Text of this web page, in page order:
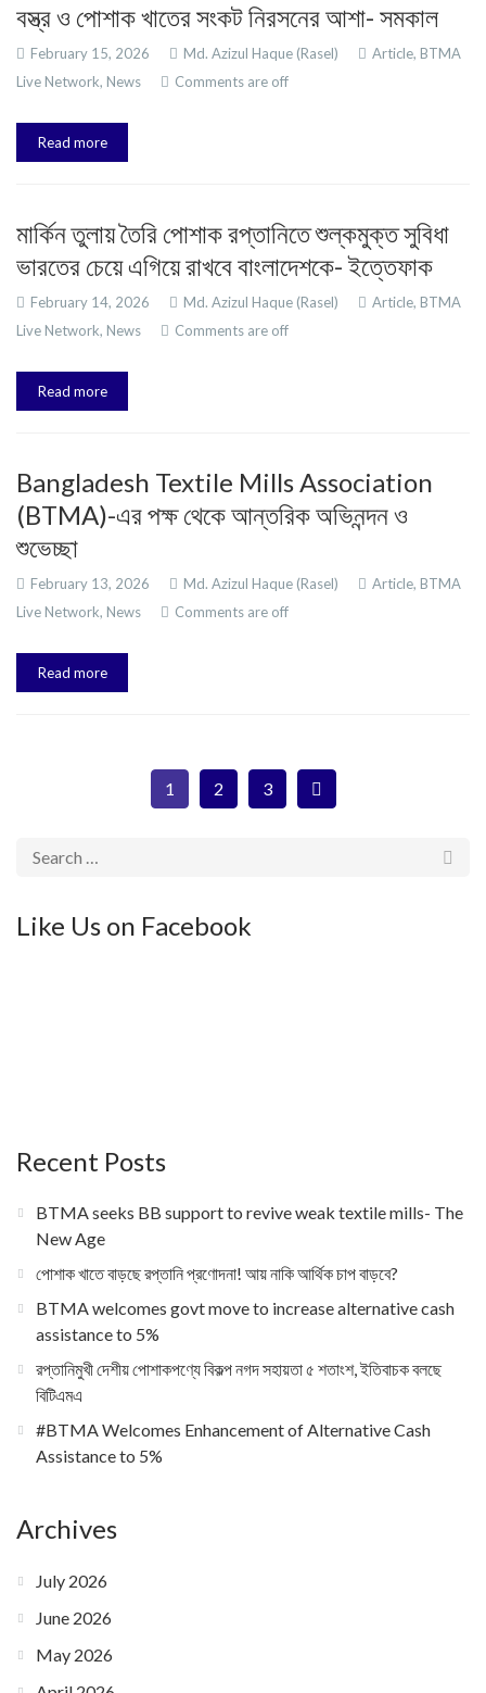
বস্ত্র ও পোশাক খাতের সংকট নিরসনের আশা- সমকাল
February 15, 2026 Md. Azizul Haque (Rasel) Article, BTMA
Live Network, News Comments are off
Read more
মার্কিন তুলায় তৈরি পোশাক রপ্তানিতে শুল্কমুক্ত সুবিধা
ভারতের চেয়ে এগিয়ে রাখবে বাংলাদেশকে- ইত্তেফাক
February 14, 2026 Md. Azizul Haque (Rasel) Article, BTMA
Live Network, News Comments are off
Read more
Bangladesh Textile Mills Association
(BTMA)-এর পক্ষ থেকে আন্তরিক অভিনন্দন ও
শুভেচ্ছা
February 13, 2026 Md. Azizul Haque (Rasel) Article, BTMA
Live Network, News Comments are off
Read more
1 2 3
Like Us on Facebook
Recent Posts
BTMA seeks BB support to revive weak textile mills- The
New Age
পোশাক খাতে বাড়ছে রপ্তানি প্রণোদনা! আয় নাকি আর্থিক চাপ বাড়বে?
BTMA welcomes govt move to increase alternative cash
assistance to 5%
রপ্তানিমুখী দেশীয় পোশাকপণ্যে বিকল্প নগদ সহায়তা ৫ শতাংশ, ইতিবাচক বলছে
বিটিএমএ
#BTMA Welcomes Enhancement of Alternative Cash
Assistance to 5%
Archives
July 2026
June 2026
May 2026